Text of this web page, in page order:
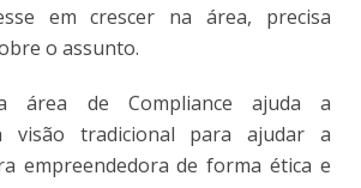
em crescer na área, precisa
o assunto.
área de Compliance ajuda a
visão tradicional para ajudar a
empreendedora de forma ética e